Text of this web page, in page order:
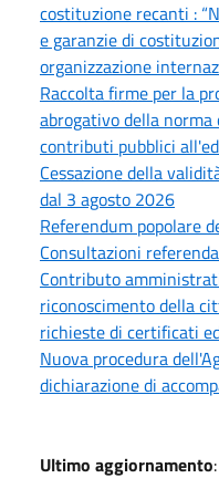
costituzione recanti :
e garanzie di
organizzazione
Raccolta firme per la
abrogativo della
contributi pubblici
Cessazione della
dal 3 agosto 2026
Referendum popolare
Consultazioni
Contributo
riconoscimento della
richieste di certificati
Nuova procedura
dichiarazione di
Ultimo aggiornamento